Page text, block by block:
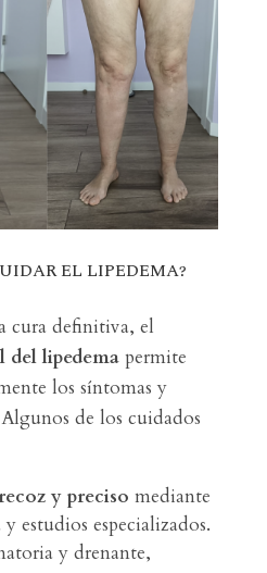
EL LIPEDEMA?
cura definitiva, el
lipedemapermite
los síntomas y
de los cuidados
y preciso mediante
estudios especializados.
y drenante,